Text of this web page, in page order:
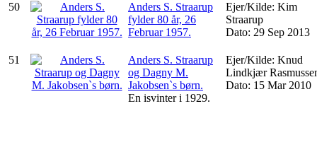
50
Anders S. Straarup
fylder 80 år, 26
Februar 1957.
Ejer/Kilde: Kim
Straarup
Dato: 29 Sep 2013
51
Anders S. Straarup
og Dagny M.
Jakobsen`s børn.
En isvinter i 1929.
Ejer/Kilde: Knud
Lindkjær
Dato: 15 Mar 2010